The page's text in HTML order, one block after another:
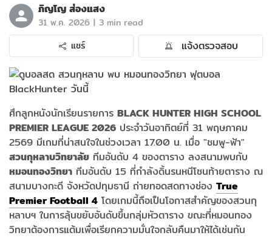
ภิญโญ ส่องแสง
31 พ.ค. 2026 | 3 min read
แชร์
แจ้งตรวจสอบ
ศึกลูกหนังนักเรียนรายการ BLACK HUNTER HIGH SCHOOL
PREMIER LEAGUE 2026 ประจำวันอาทิตย์ที่ 31 พฤษภาคม
2569 มีเกมที่น่าสนใจในช่วงเวลา 17.00 น. เมื่อ "ชมพู-ฟ้า"
สวนกุหลาบวิทยาลัย ทีมอันดับ 4 ของตาราง ลงสนามพบกับ
หมอนทองวิทยา ทีมอันดับ 15 ที่กำลังดิ้นรนหนีโซนท้ายตาราง ณ
สนามบางกะดี จังหวัดปทุมธานี ถ่ายทอดสดทางช่อง True
Premier Football 4 โดยเกมนี้ถือเป็นโอกาสสำคัญของสวนกุ
หลาบฯ ในการลุ้นขยับอันดับขึ้นกลุ่มหัวตาราง ขณะที่หมอนทอง
วิทยาต้องการแต้มเพื่อเรียกความมั่นใจกลับคืนมาให้ได้เช่นกัน